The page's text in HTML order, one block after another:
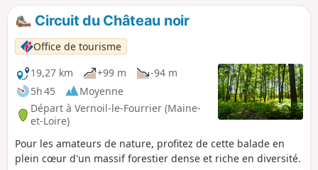
Circuit du Château noir
Office de tourisme
19,27 km
+99 m
-94 m
5h 45
Moyenne
Départ à Vernoil-le-Fourrier (Maine-
et-Loire)
Pour les amateurs de nature, profitez de cette balade en
plein cœur d'un massif forestier dense et riche en diversité.